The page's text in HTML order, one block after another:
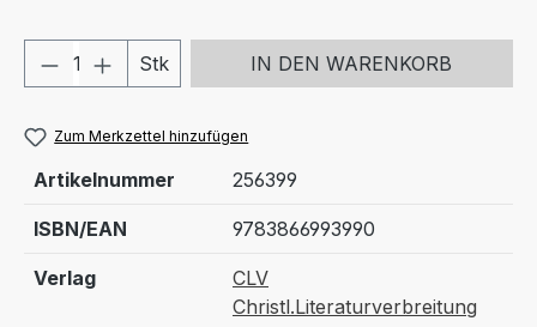
Produkt Anzahl: Gib den
Stk IN DEN WARENKORB
Zum Merkzettel hinzufügen
Artikelnummer 256399
ISBN/EAN 9783866993990
Verlag
CLV
Christl.Literaturverbreitung